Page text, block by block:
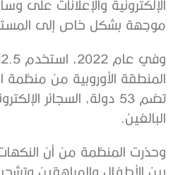
الإلكترونية والإعلانات على
موجهة بشكل خاص إلى
المنطقة الأوروبية من منظمة
البالغين.
وحذرت المنظمة من أن
بين الأطفال والمراهقين